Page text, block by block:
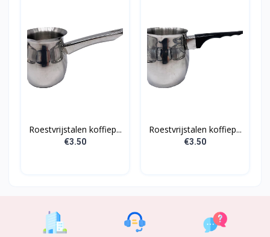
Roestvrijstalen koffiep...
€3.50
Roestvrijstalen koffiep...
€3.50